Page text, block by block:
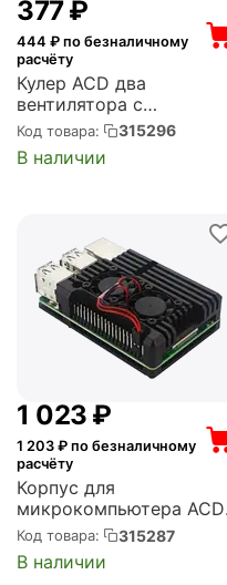
‍377‍₽
444 ₽ по безналичному
расчёту
Кулер ACD два
вентилятора с
радиатором Double Fans
Radiator for Raspberry Pi
3B+/4B (RA535)
Код товара: 315296
В наличии
1 023 ₽
1 203 ₽ по безналичному
расчёту
Корпус для
микрокомпьютера ACD
Black Metal Aluminum
Case with double Fans for
Raspberry Pi 3B/3B+
Код товара: 315287
В наличии